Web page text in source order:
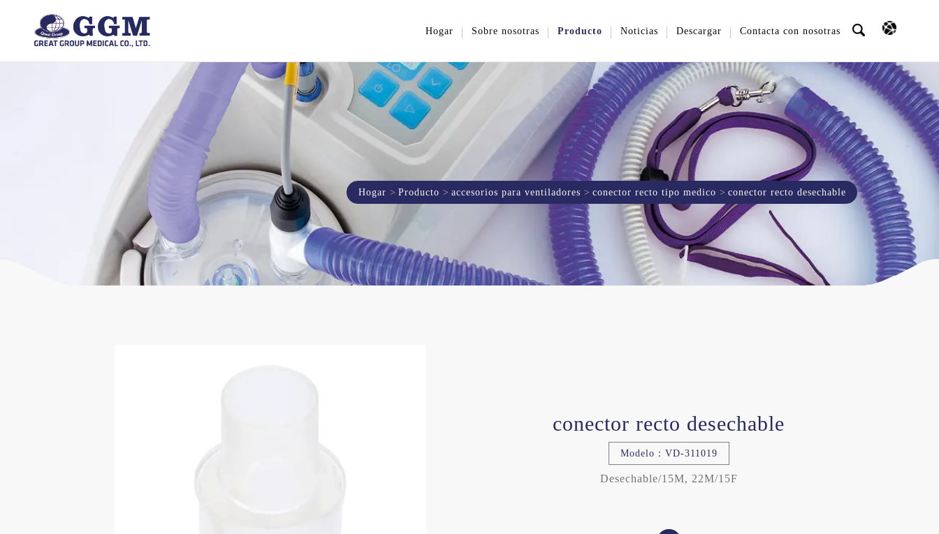
Hogar Sobre nosotras Producto Noticias Descargar Contacta con nosotras
Hogar Producto accesorios para ventiladores conector recto tipo medico conector recto desechable
conector recto desechable
Modelo：VD-311019
Desechable/15M, 22M/15F